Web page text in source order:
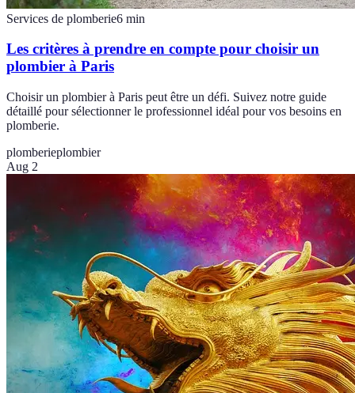
Services de plomberie6 min
Les critères à prendre en compte pour choisir un
plombier à Paris
Choisir un plombier à Paris peut être un défi. Suivez notre guide
détaillé pour sélectionner le professionnel idéal pour vos besoins en
plomberie.
plomberieplombier
Aug 2